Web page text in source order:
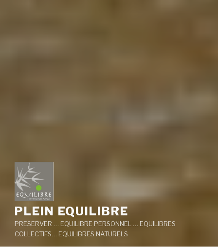
PLEIN EQUILIBRE
PRESERVER … EQUILIBRE PERSONNEL … EQUILIBRES
COLLECTIFS… EQUILIBRES NATURELS